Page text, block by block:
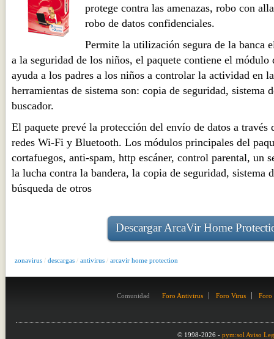
protege contra las amenazas, robo con
robo de datos confidenciales.
Permite la utilización segura de la banca
a la seguridad de los niños, el paquete contiene el módulo
ayuda a los padres a los niños a controlar la actividad en
herramientas de sistema son: copia de seguridad, sistema
buscador.
El paquete prevé la protección del envío de datos a través
redes Wi-Fi y Bluetooth. Los módulos principales del
cortafuegos, anti-spam, http escáner, control parental, un
la lucha contra la bandera, la copia de seguridad, sistema
búsqueda de otros
Descargar ArcaVir Home
zonavirus / descargas / antivirus / arcavir home protection
Comunidad Foro Antivirus Foro Virus Foro
© 1998-2026 - pym:sol Aviso